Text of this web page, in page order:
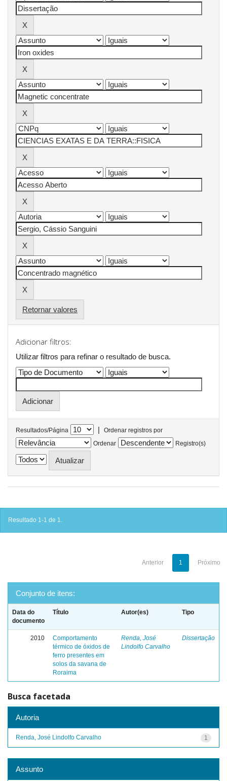
Retornar valores
Adicionar filtros:
Utilizar filtros para refinar o resultado de busca.
Resultados/Página |
Ordenar registros por
Ordenar
Registro(s)
Resultado 1-1 de 1.
Anterior 1 Próximo
Conjunto de itens:
Data do
documento
Título Autor(es) Tipo
2010
Comportamento
térmico de óxidos de
ferro presentes em
solos da savana de
Roraima
Renda, José
Lindolfo Carvalho
Dissertação
Busca facetada
Autoria
1
Renda, José Lindolfo Carvalho
Assunto